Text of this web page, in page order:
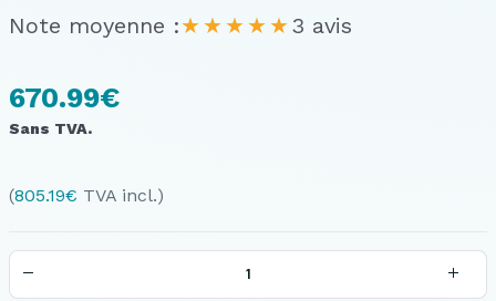
Note moyenne :★★★★★3 avis
670.99€
Sans TVA.
(805.19€ TVA incl.)